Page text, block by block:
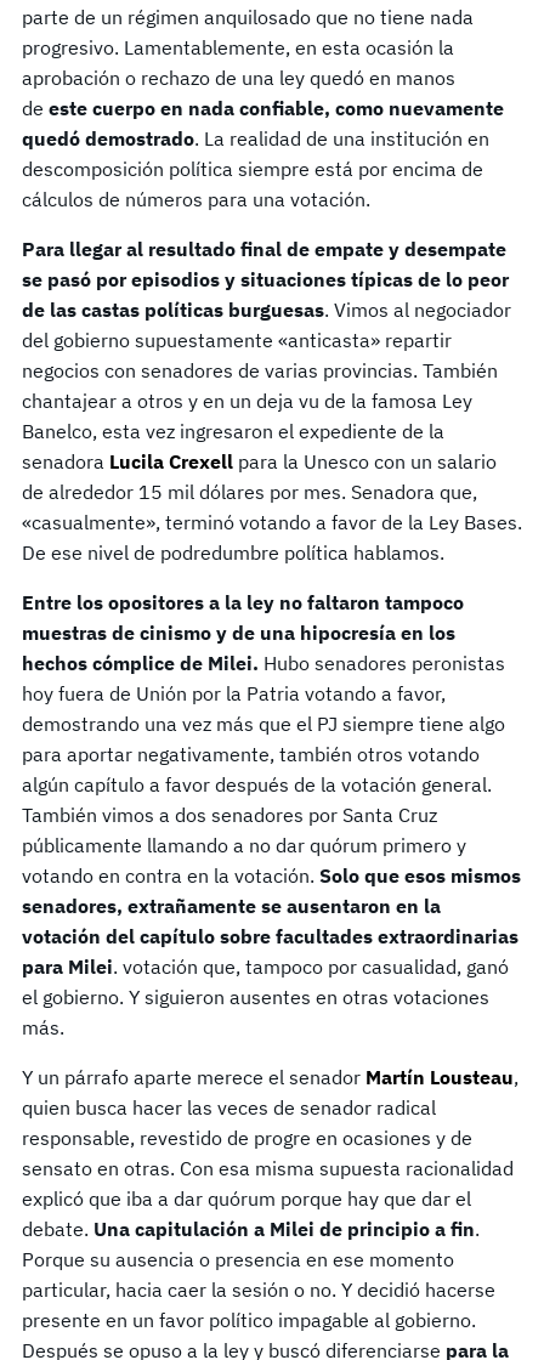
parte de un régimen anquilosado que no tiene nada
progresivo. Lamentablemente, en esta ocasión la
aprobación o rechazo de una ley quedó en manos
de este cuerpo en nada confiable, como nuevamente
quedó demostrado. La realidad de una institución en
descomposición política siempre está por encima de
cálculos de números para una votación.
Para llegar al resultado final de empate y desempate
se pasó por episodios y situaciones típicas de lo peor
de las castas políticas burguesas. Vimos al negociador
del gobierno supuestamente «anticasta» repartir
negocios con senadores de varias provincias. También
chantajear a otros y en un deja vu de la famosa Ley
Banelco, esta vez ingresaron el expediente de la
senadora Lucila Crexell para la Unesco con un salario
de alrededor 15 mil dólares por mes. Senadora que,
«casualmente», terminó votando a favor de la Ley Bases.
De ese nivel de podredumbre política hablamos.
Entre los opositores a la ley no faltaron tampoco
muestras de cinismo y de una hipocresía en los
hechos cómplice de Milei. Hubo senadores peronistas
hoy fuera de Unión por la Patria votando a favor,
demostrando una vez más que el PJ siempre tiene algo
para aportar negativamente, también otros votando
algún capítulo a favor después de la votación general.
También vimos a dos senadores por Santa Cruz
públicamente llamando a no dar quórum primero y
votando en contra en la votación. Solo que esos mismos
senadores, extrañamente se ausentaron en la
votación del capítulo sobre facultades extraordinarias
para Milei. votación que, tampoco por casualidad, ganó
el gobierno. Y siguieron ausentes en otras votaciones
más.
Y un párrafo aparte merece el senador Martín Lousteau,
quien busca hacer las veces de senador radical
responsable, revestido de progre en ocasiones y de
sensato en otras. Con esa misma supuesta racionalidad
explicó que iba a dar quórum porque hay que dar el
debate. Una capitulación a Milei de principio a fin.
Porque su ausencia o presencia en ese momento
particular, hacia caer la sesión o no. Y decidió hacerse
presente en un favor político impagable al gobierno.
Después se opuso a la ley y buscó diferenciarse para la